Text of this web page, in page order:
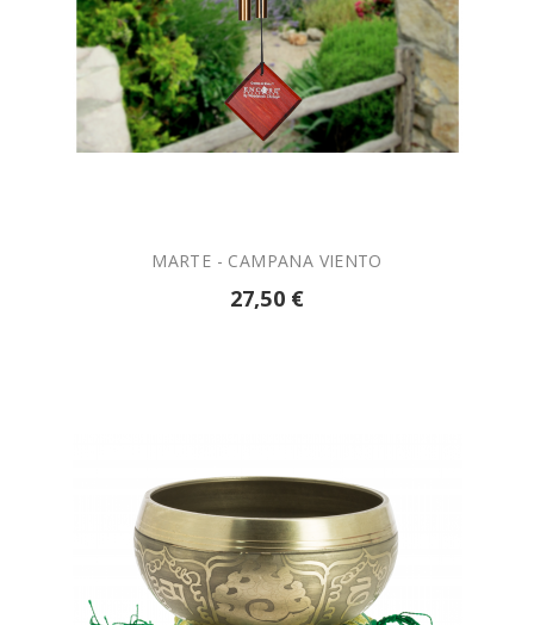

MARTE - CAMPANA VIENTO
27,50 €